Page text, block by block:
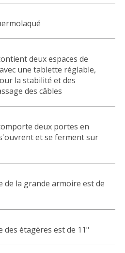
deux espaces de
une tablette réglable,
la stabilité et des
des câbles
deux portes en
et se ferment sur
de la grande armoire est de
étagères est de 11"